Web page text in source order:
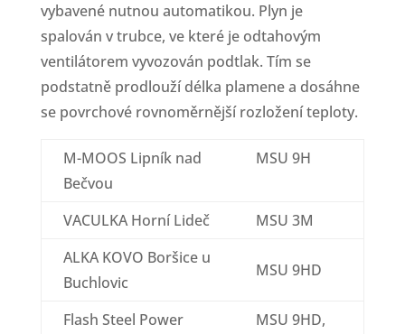
vybavené nutnou automatikou. Plyn je
spalován v trubce, ve které je odtahovým
ventilátorem vyvozován podtlak. Tím se
podstatně prodlouží délka plamene a dosáhne
se povrchové rovnoměrnější rozložení teploty.
M-MOOS Lipník nad
Bečvou
MSU 9H
VACULKA Horní Lideč
MSU 3M
ALKA KOVO Boršice u
Buchlovic
MSU 9HD
Flash Steel Power
MSU 9HD,